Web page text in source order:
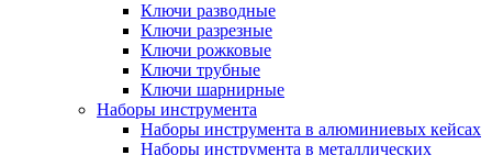
Ключи разводные
Ключи разрезные
Ключи рожковые
Ключи трубные
Ключи шарнирные
Наборы инструмента
Наборы инструмента в алюминиевых кейсах
Наборы инструмента в металлических